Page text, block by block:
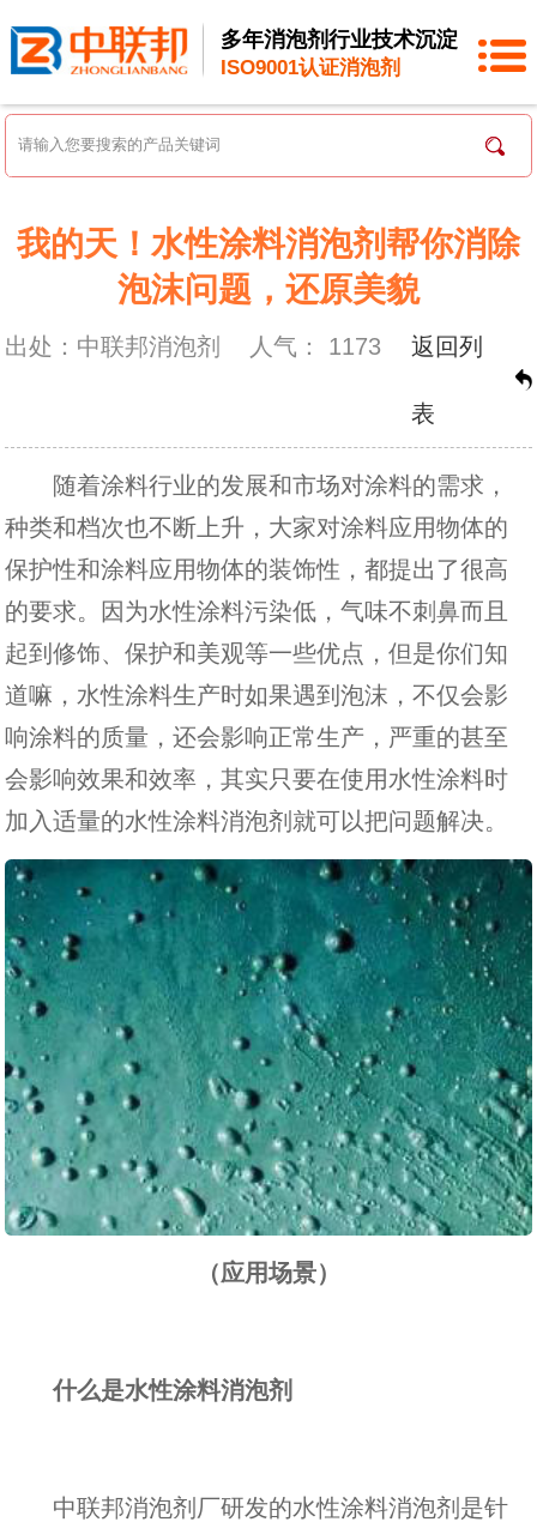
多年消泡剂行业技术沉淀
ISO9001认证消泡剂
我的天！水性涂料消泡剂帮你消除
泡沫问题，还原美貌
出处：中联邦消泡剂 人气： 1173 返回列
表
随着涂料行业的发展和市场对涂料的需求，
种类和档次也不断上升，大家对涂料应用物体的
保护性和涂料应用物体的装饰性，都提出了很高
的要求。因为水性涂料污染低，气味不刺鼻而且
起到修饰、保护和美观等一些优点，但是你们知
道嘛，水性涂料生产时如果遇到泡沫，不仅会影
响涂料的质量，还会影响正常生产，严重的甚至
会影响效果和效率，其实只要在使用水性涂料时
加入适量的水性涂料消泡剂就可以把问题解决。
（应用场景）
什么是水性涂料消泡剂
中联邦消泡剂厂研发的水性涂料消泡剂是针